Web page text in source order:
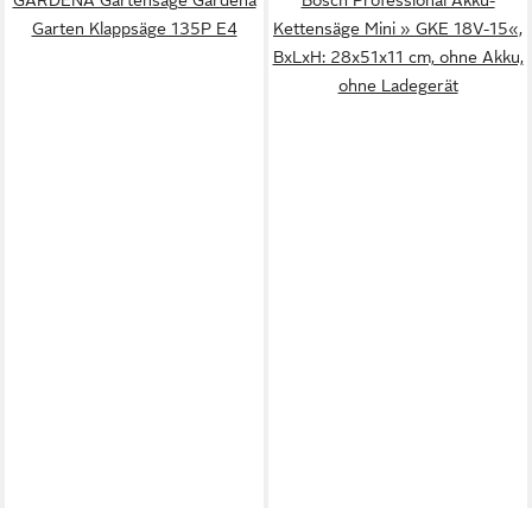
Garten Klappsäge 135P E4
Kettensäge Mini » GKE 18V-15«,
BxLxH: 28x51x11 cm, ohne Akku,
ohne Ladegerät